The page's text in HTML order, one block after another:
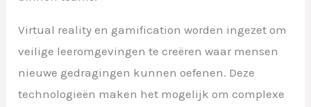
Virtual reality en gamification worden ingezet om
veilige leeromgevingen te creëren waar mensen
nieuwe gedragingen kunnen oefenen. Deze
technologieën maken het mogelijk om complexe